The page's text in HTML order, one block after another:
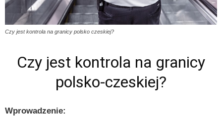
Czy jest kontrola na granicy polsko czeskiej?
Czy jest kontrola na granicy
polsko-czeskiej?
Wprowadzenie: